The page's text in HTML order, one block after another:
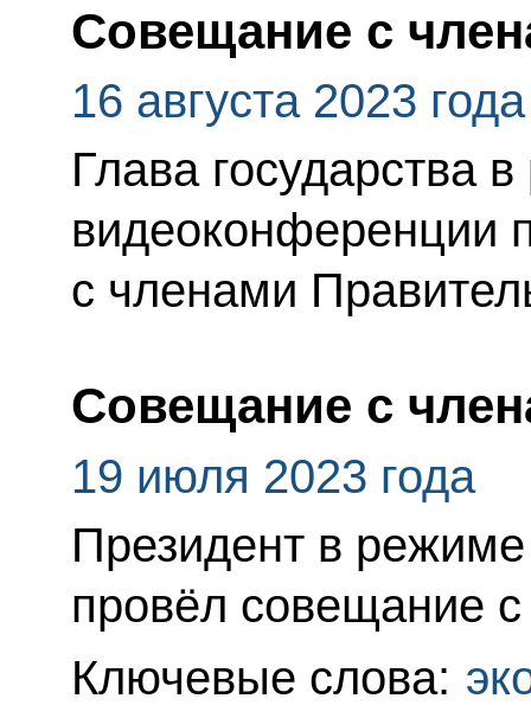
Совещание с
16 августа 2023 года
Глава государства
видеоконференции
с членами
Совещание с
19 июля 2023 года
Президент в
провёл совещание
Ключевые слова: